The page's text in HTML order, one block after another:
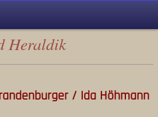
Heraldik
/ Ida Höhmann